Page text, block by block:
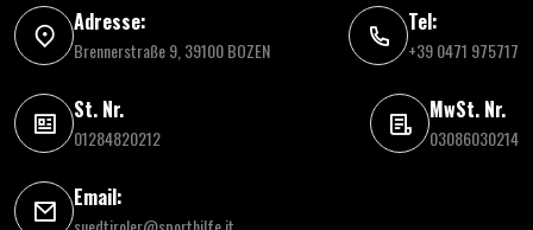
Adresse:
Brennerstraße 9, 39100 BOZEN
Tel:
+39 0471 975717
St. Nr.
01284820212
MwSt. Nr.
03086030214
Email: